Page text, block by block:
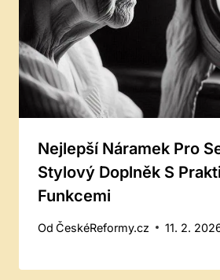
Nejlepší Náramek Pro
Stylový Doplněk S
Funkcemi
Od ČeskéReformy.cz 11. 2.